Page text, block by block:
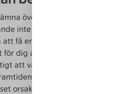
över skulden till ett inkassobolag
inte kan betala så kan skulden
få en betalningsanmärkning. En
dig att exempelvis ta ett nytt lån
att vara proaktiv och göra läxan nu.
för någon dag så kommer
orsakat att lägga sig.